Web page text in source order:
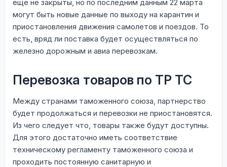
еще не закрыты, но по последним данным 22 марта
могут быть новые данные по выходу на карантин и
приостановления движения самолетов и поездов. То
есть, вряд ли поставка будет осуществляться по
железно дорожным и авиа перевозкам.
Перевозка товаров по ТР ТС
Между странами таможенного союза, партнерство
будет продолжаться и перевозки не приостановятся.
Из чего следует что, товары также будут доступны.
Для этого достаточно иметь соответствие
техническому регламенту таможенного союза и
проходить постоянную санитарную и